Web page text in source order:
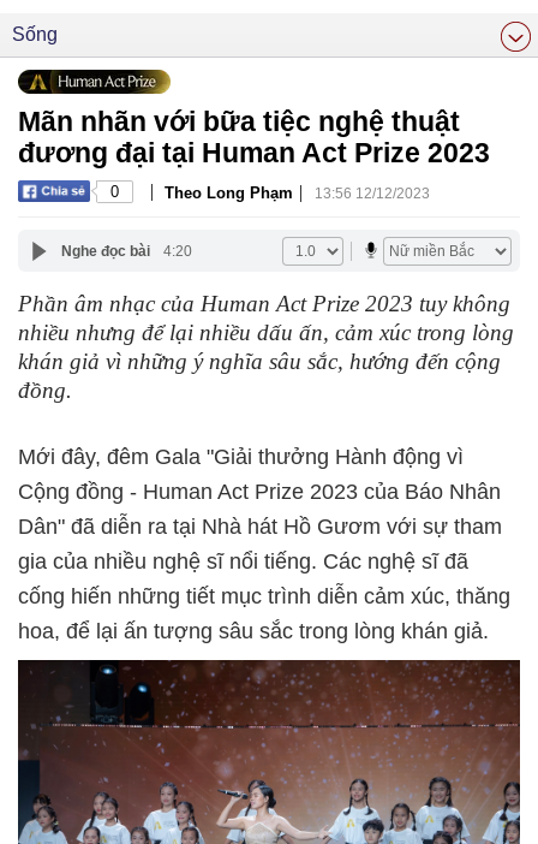
Sống
Mãn nhãn với bữa tiệc nghệ thuật
đương đại tại Human Act Prize 2023
0 | Theo Long Phạm | 13:56 12/12/2023
Nghe đọc bài 4:20
Phần âm nhạc của Human Act Prize 2023 tuy không
nhiều nhưng để lại nhiều dấu ấn, cảm xúc trong lòng
khán giả vì những ý nghĩa sâu sắc, hướng đến cộng
đồng.
Mới đây, đêm Gala "Giải thưởng Hành động vì
Cộng đồng - Human Act Prize 2023 của Báo Nhân
Dân" đã diễn ra tại Nhà hát Hồ Gươm với sự tham
gia của nhiều nghệ sĩ nổi tiếng. Các nghệ sĩ đã
cống hiến những tiết mục trình diễn cảm xúc, thăng
hoa, để lại ấn tượng sâu sắc trong lòng khán giả.